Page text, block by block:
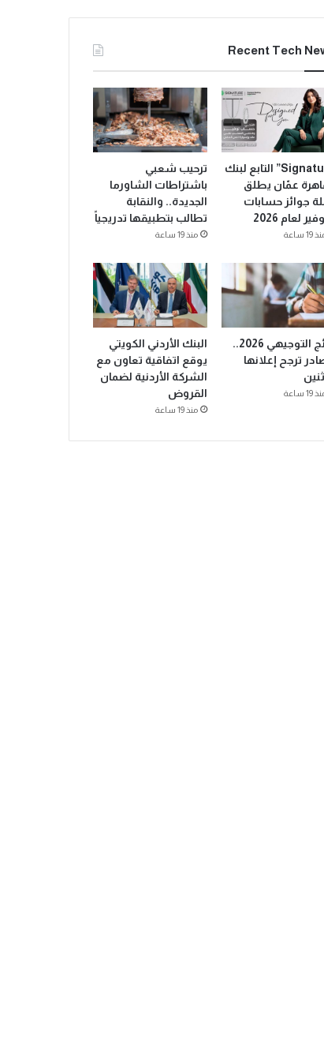
Recent Tech
Signature” التابع لبنك
عمّان يطلق
جوائز حسابات
لعام 2026
19 ساعة
ترحيب شعبي
باشتراطات الشاورما
الجديدة.. والنقابة
تطالب بتطبيقها تدريجياً
منذ 19 ساعة
نتائج التوجيهي 2026..
ترجح إعلانها
19 ساعة
البنك الأردني الكويتي
يوقع اتفاقية تعاون مع
الشركة الأردنية لضمان
القروض
منذ 19 ساعة